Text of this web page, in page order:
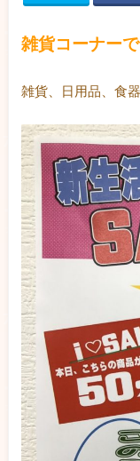
雑貨コーナー
雑貨、日用品、食